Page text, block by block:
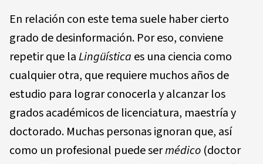
En relación con este tema suele haber cierto
grado de desinformación. Por eso, conviene
repetir que laLingüística es una ciencia como
cualquier otra, que requiere muchos años de
estudio para lograr conocerla y alcanzar los
grados académicos de licenciatura, maestría y
doctorado. Muchas personas ignoran que, así
como un profesional puede sermédico (doctor